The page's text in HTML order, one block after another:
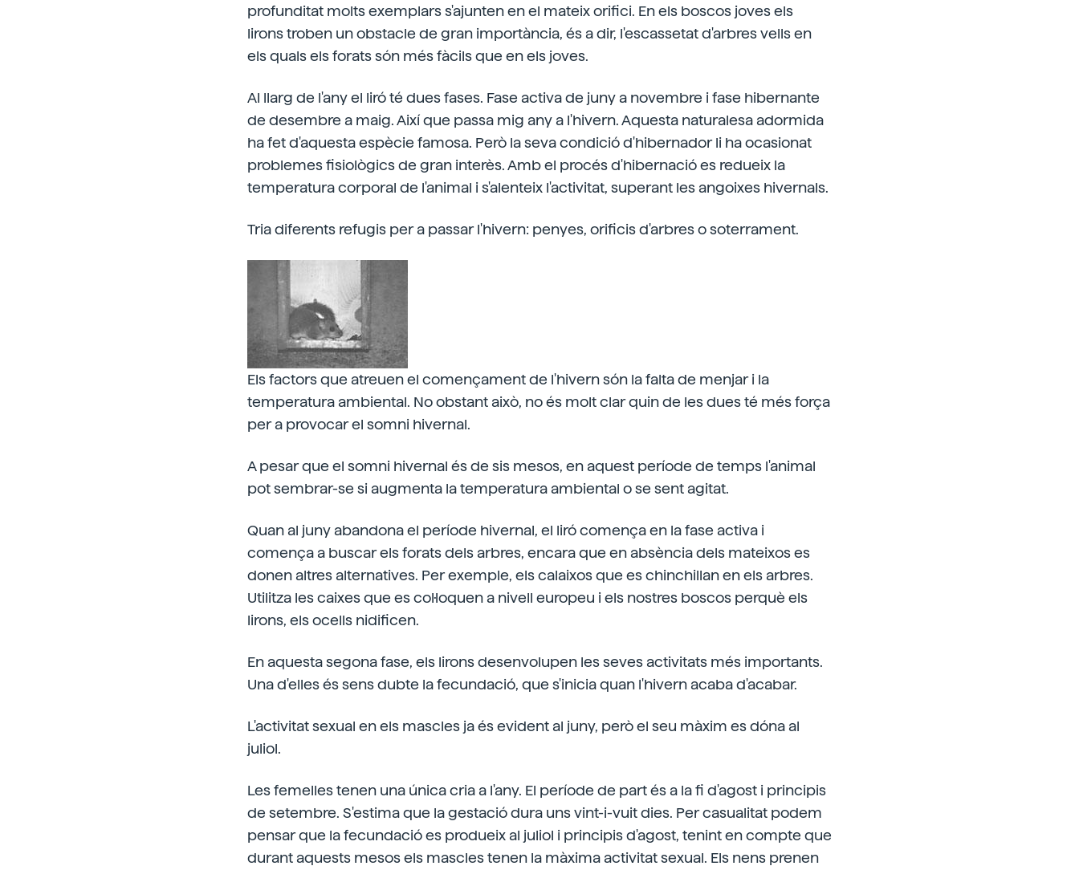
profunditat molts exemplars s'ajunten en el mateix orifici. En els boscos joves els
lirons troben un obstacle de gran importància, és a dir, l'escassetat d'arbres vells en
els quals els forats són més fàcils que en els joves.
Al llarg de l'any el liró té dues fases. Fase activa de juny a novembre i fase hibernante
de desembre a maig. Així que passa mig any a l'hivern. Aquesta naturalesa adormida
ha fet d'aquesta espècie famosa. Però la seva condició d'hibernador li ha ocasionat
problemes fisiològics de gran interès. Amb el procés d'hibernació es redueix la
temperatura corporal de l'animal i s'alenteix l'activitat, superant les angoixes hivernals.
Tria diferents refugis per a passar l'hivern: penyes, orificis d'arbres o soterrament.
Els factors que atreuen el començament de l'hivern són la falta de menjar i la
temperatura ambiental. No obstant això, no és molt clar quin de les dues té més força
per a provocar el somni hivernal.
A pesar que el somni hivernal és de sis mesos, en aquest període de temps l'animal
pot sembrar-se si augmenta la temperatura ambiental o se sent agitat.
Quan al juny abandona el període hivernal, el liró comença en la fase activa i
comença a buscar els forats dels arbres, encara que en absència dels mateixos es
donen altres alternatives. Per exemple, els calaixos que es chinchillan en els arbres.
Utilitza les caixes que es col·loquen a nivell europeu i els nostres boscos perquè els
lirons, els ocells nidificen.
En aquesta segona fase, els lirons desenvolupen les seves activitats més importants.
Una d'elles és sens dubte la fecundació, que s'inicia quan l'hivern acaba d'acabar.
L'activitat sexual en els mascles ja és evident al juny, però el seu màxim es dóna al
juliol.
Les femelles tenen una única cria a l'any. El període de part és a la fi d'agost i principis
de setembre. S'estima que la gestació dura uns vint-i-vuit dies. Per casualitat podem
pensar que la fecundació es produeix al juliol i principis d'agost, tenint en compte que
durant aquests mesos els mascles tenen la màxima activitat sexual. Els nens prenen